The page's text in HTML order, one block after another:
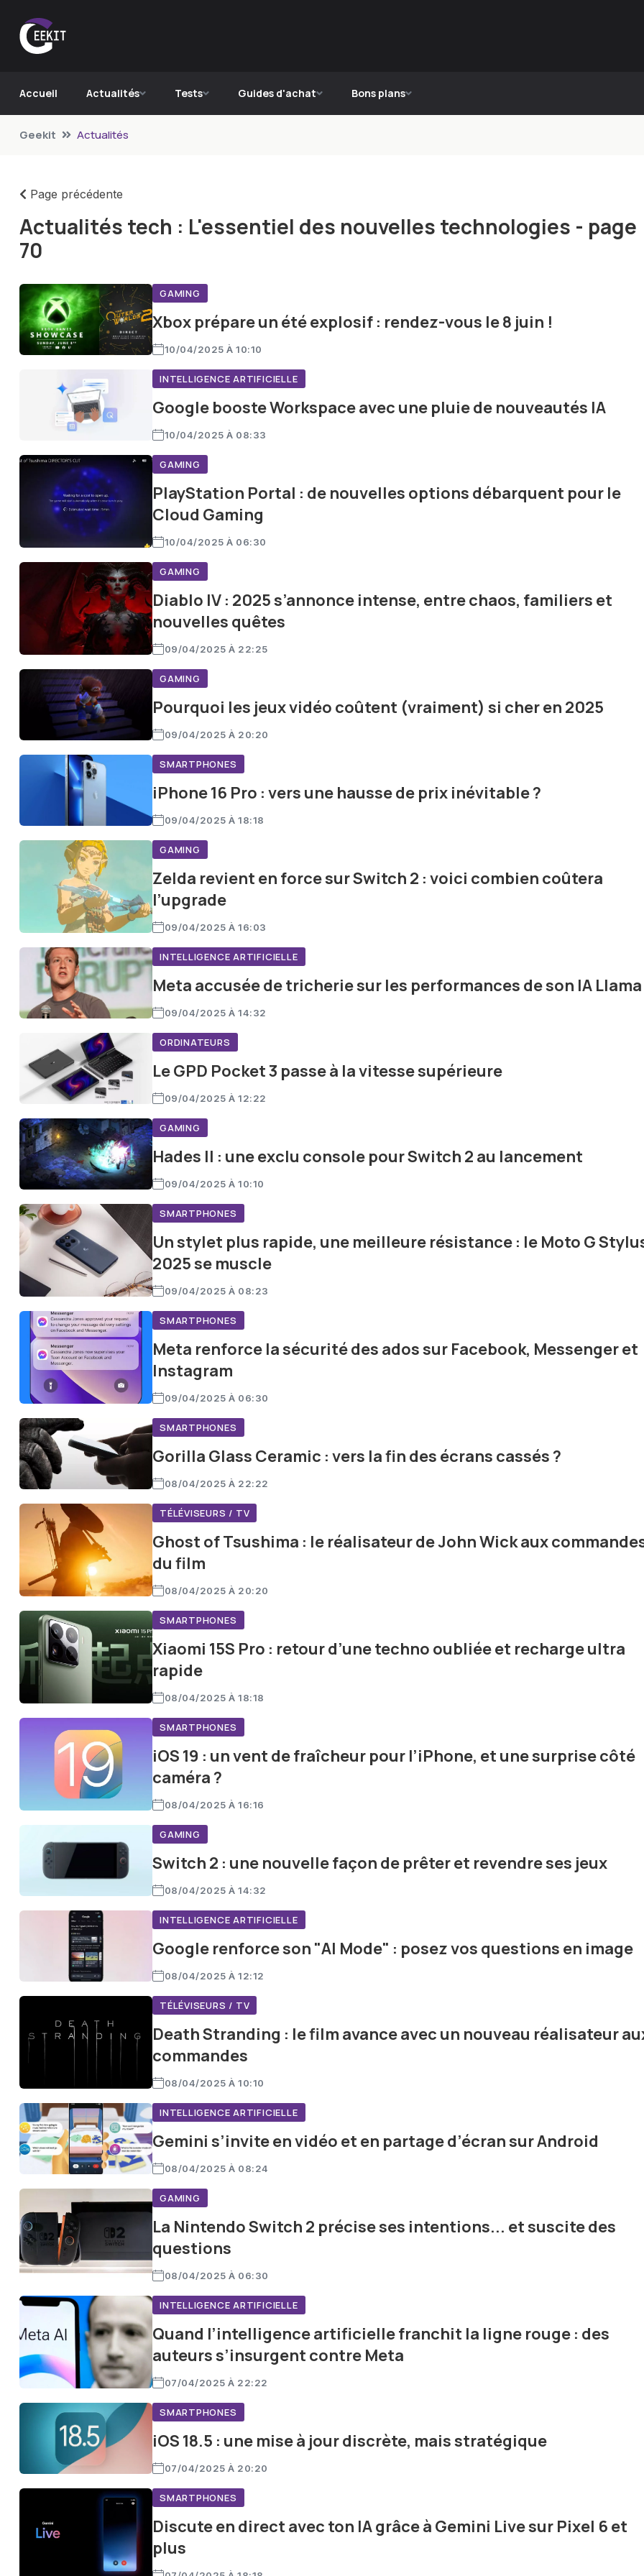
Accueil Actualités Tests Guides d'achat Bons plans
Geekit Actualités
Page précédente
Actualités tech : L'essentiel des nouvelles technologies - page
70
GAMING
Xbox prépare un été explosif : rendez-vous le 8 juin !
10/04/2025 À 10:10
INTELLIGENCE ARTIFICIELLE
Google booste Workspace avec une pluie de nouveautés IA
10/04/2025 À 08:33
GAMING
PlayStation Portal : de nouvelles options débarquent pour le
Cloud Gaming
10/04/2025 À 06:30
GAMING
Diablo IV : 2025 s’annonce intense, entre chaos, familiers et
nouvelles quêtes
09/04/2025 À 22:25
GAMING
Pourquoi les jeux vidéo coûtent (vraiment) si cher en 2025
09/04/2025 À 20:20
SMARTPHONES
iPhone 16 Pro : vers une hausse de prix inévitable ?
09/04/2025 À 18:18
GAMING
Zelda revient en force sur Switch 2 : voici combien coûtera
l’upgrade
09/04/2025 À 16:03
INTELLIGENCE ARTIFICIELLE
Meta accusée de tricherie sur les performances de son IA Llama
09/04/2025 À 14:32
ORDINATEURS
Le GPD Pocket 3 passe à la vitesse supérieure
09/04/2025 À 12:22
GAMING
Hades II : une exclu console pour Switch 2 au lancement
09/04/2025 À 10:10
SMARTPHONES
Un stylet plus rapide, une meilleure résistance : le Moto G
2025 se muscle
09/04/2025 À 08:23
SMARTPHONES
Meta renforce la sécurité des ados sur Facebook, Messenger et
Instagram
09/04/2025 À 06:30
SMARTPHONES
Gorilla Glass Ceramic : vers la fin des écrans cassés ?
08/04/2025 À 22:22
TÉLÉVISEURS / TV
Ghost of Tsushima : le réalisateur de John Wick aux
du film
08/04/2025 À 20:20
SMARTPHONES
Xiaomi 15S Pro : retour d’une techno oubliée et recharge ultra
rapide
08/04/2025 À 18:18
SMARTPHONES
iOS 19 : un vent de fraîcheur pour l’iPhone, et une surprise côté
caméra ?
08/04/2025 À 16:16
GAMING
Switch 2 : une nouvelle façon de prêter et revendre ses jeux
08/04/2025 À 14:32
INTELLIGENCE ARTIFICIELLE
Google renforce son "AI Mode" : posez vos questions en image
08/04/2025 À 12:12
TÉLÉVISEURS / TV
Death Stranding : le film avance avec un nouveau réalisateur
commandes
08/04/2025 À 10:10
INTELLIGENCE ARTIFICIELLE
Gemini s’invite en vidéo et en partage d’écran sur Android
08/04/2025 À 08:24
GAMING
La Nintendo Switch 2 précise ses intentions... et suscite des
questions
08/04/2025 À 06:30
INTELLIGENCE ARTIFICIELLE
Quand l’intelligence artificielle franchit la ligne rouge : des
auteurs s’insurgent contre Meta
07/04/2025 À 22:22
SMARTPHONES
iOS 18.5 : une mise à jour discrète, mais stratégique
07/04/2025 À 20:20
SMARTPHONES
Discute en direct avec ton IA grâce à Gemini Live sur Pixel 6 et
plus